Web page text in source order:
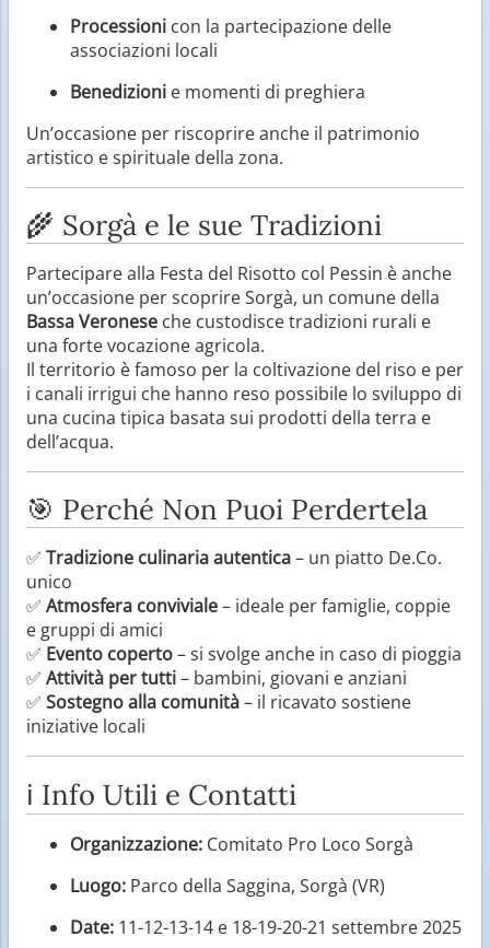
Processioni con la partecipazione delle
associazioni locali
Benedizioni e momenti di preghiera
Un’occasione per riscoprire anche il patrimonio
artistico e spirituale della zona.
🌾 Sorgà e le sue Tradizioni
Partecipare alla Festa del Risotto col Pessin è anche
un’occasione per scoprire Sorgà, un comune della
Bassa Veronese che custodisce tradizioni rurali e
una forte vocazione agricola.
Il territorio è famoso per la coltivazione del riso e per
i canali irrigui che hanno reso possibile lo sviluppo di
una cucina tipica basata sui prodotti della terra e
dell’acqua.
🎯 Perché Non Puoi Perdertela
✅ Tradizione culinaria autentica– un piatto De.Co.
unico
✅ Atmosfera conviviale– ideale per famiglie, coppie
e gruppi di amici
✅ Evento coperto– si svolge anche in caso di pioggia
✅ Attività per tutti– bambini, giovani e anziani
✅ Sostegno alla comunità– il ricavato sostiene
iniziative locali
ℹ️ Info Utili e Contatti
Organizzazione: Comitato Pro Loco Sorgà
Luogo: Parco della Saggina, Sorgà (VR)
Date: 11-12-13-14 e 18-19-20-21 settembre 2025